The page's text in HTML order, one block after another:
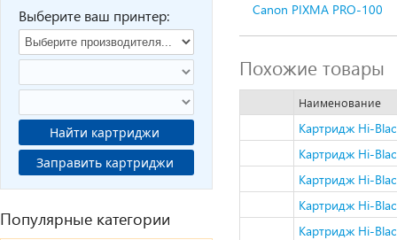
Выберите ваш принтер:
Найти картриджи
Заправить картриджи
Популярные категории
Canon PIXMA PRO-100
Похожие товары
Наименование
Картридж Hi-
Картридж Hi-
Картридж Hi-
Картридж Hi-
Картридж Hi-